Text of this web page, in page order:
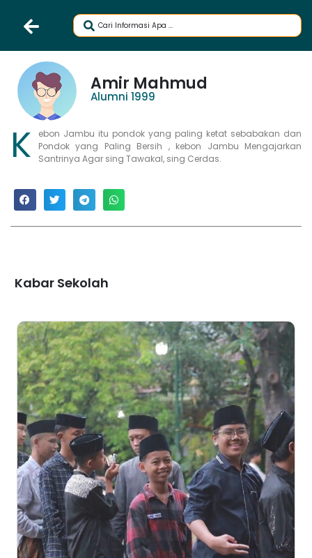
Amir Mahmud
Alumni 1999
K
ebon Jambu itu pondok yang paling ketat sebabakan dan
Pondok yang Paling Bersih , kebon Jambu Mengajarkan
Santrinya Agar sing Tawakal, sing Cerdas.
Kabar Sekolah